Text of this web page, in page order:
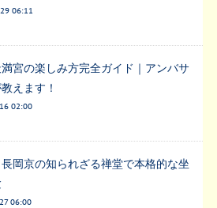
06:11
宮の楽しみ方完全ガイド｜アンバサ
えます！
02:00
岡京の知られざる禅堂で本格的な坐
06:00